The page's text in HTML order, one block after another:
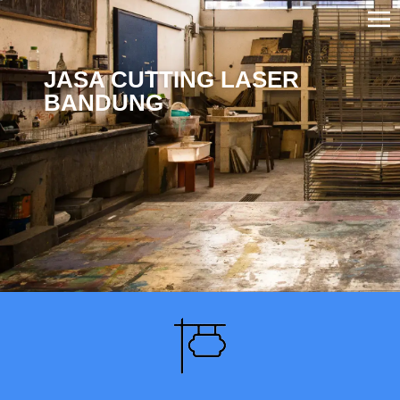
JASA CUTTING LASER
BANDUNG